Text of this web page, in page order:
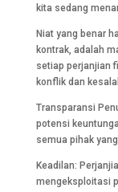
kita sedang
Niat yang benar
kontrak, adalah
setiap perjanjian
konflik dan
Transparansi
potensi
semua pihak
Keadilan:
mengeksploitasi